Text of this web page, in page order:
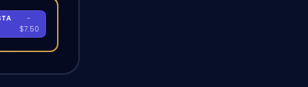
-
$7.50